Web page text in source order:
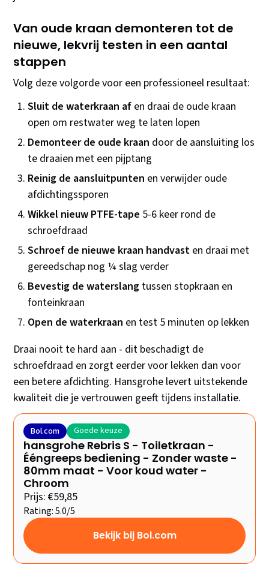
Van oude kraan demonteren tot de
nieuwe, lekvrij testen in een aantal
stappen
Volg deze volgorde voor een professioneel resultaat:
Sluit de waterkraan af en draai de oude kraan
open om restwater weg te laten lopen
Demonteer de oude kraan door de aansluiting los
te draaien met een pijptang
Reinig de aansluitpunten en verwijder oude
afdichtingssporen
Wikkel nieuw PTFE-tape 5-6 keer rond de
schroefdraad
Schroef de nieuwe kraan handvast en draai met
gereedschap nog ¼ slag verder
Bevestig de waterslang tussen stopkraan en
fonteinkraan
Open de waterkraan en test 5 minuten op lekken
Draai nooit te hard aan - dit beschadigt de
schroefdraad en zorgt eerder voor lekken dan voor
een betere afdichting. Hansgrohe levert uitstekende
kwaliteit die je vertrouwen geeft tijdens installatie.
Bol.com Goede keuze
hansgrohe Rebris S - Toiletkraan -
Ééngreeps bediening - Zonder waste -
80mm maat - Voor koud water -
Chroom
Prijs: €59,85
Rating: 5.0/5
Bekijk bij Bol.com